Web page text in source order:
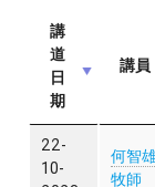
講
道
日
期
講員
22-
10-
何智
牧師